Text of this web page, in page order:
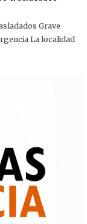
Grave
La localidad